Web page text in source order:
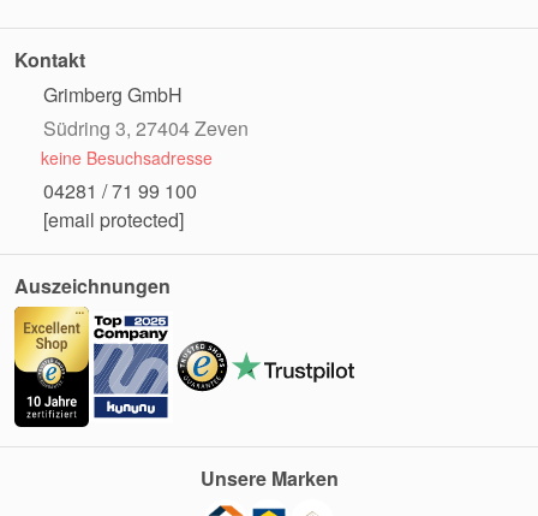
Kontakt
Grimberg GmbH
Südring 3, 27404 Zeven
keine Besuchsadresse
04281 / 71 99 100
[email protected]
Auszeichnungen
Unsere Marken